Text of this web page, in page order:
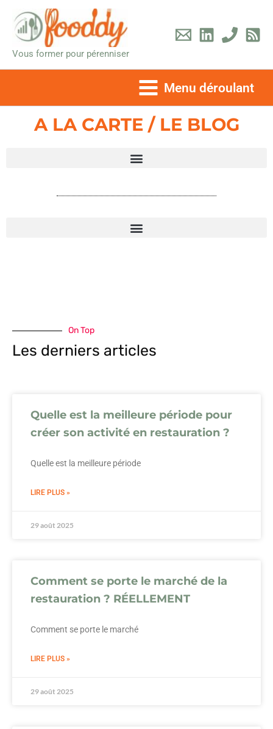
Aller
au
contenu
Vous former pour pérenniser
Menu déroulant
A LA CARTE / LE BLOG
On Top
Les derniers articles
Quelle est la meilleure période pour
créer son activité en restauration ?
Quelle est la meilleure période
LIRE PLUS »
29 août 2025
Comment se porte le marché de la
restauration ? RÉELLEMENT
Comment se porte le marché
LIRE PLUS »
29 août 2025